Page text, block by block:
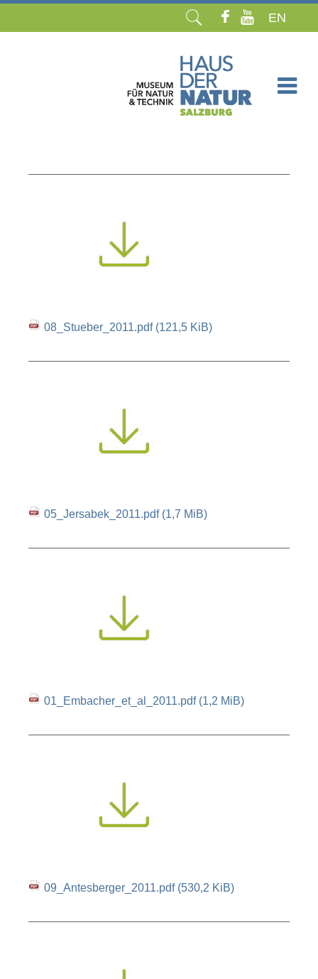
EN
08_Stueber_2011.pdf (121,5 KiB)
05_Jersabek_2011.pdf (1,7 MiB)
01_Embacher_et_al_2011.pdf (1,2 MiB)
09_Antesberger_2011.pdf (530,2 KiB)